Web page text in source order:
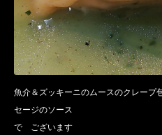
魚介＆ズッキーニのムースのクレープ
セージのソース
で ございます